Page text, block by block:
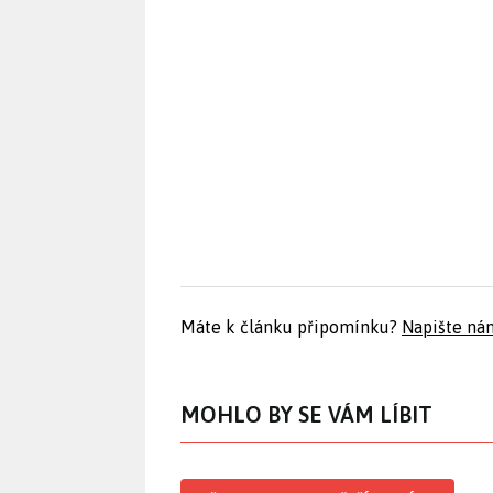
Máte k článku připomínku? Napište
MOHLO BY SE VÁM LÍBIT